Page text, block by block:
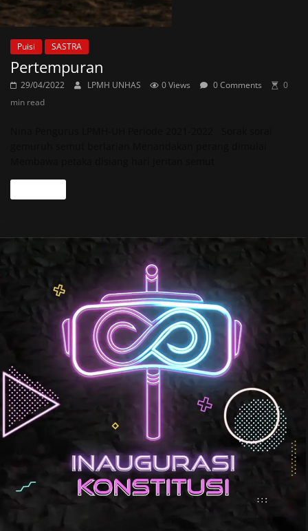
Puisi SASTRA
Pertempuran
29/04/2022 LPMH UNHAS 0 Views 0 Comments
0
min read